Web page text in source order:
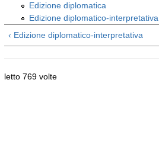
Edizione diplomatica
Edizione diplomatico-interpretativa
‹ Edizione diplomatico-interpretativa
letto 769 volte